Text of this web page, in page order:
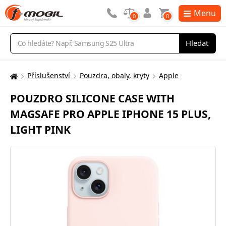
Vyhledávání
Hledat
0 0 Menu
Zde
nacházíte:
Příslušenství Pouzdra, obaly, kryty Apple
POUZDRO SILICONE CASE WITH
MAGSAFE PRO APPLE IPHONE 15 PLUS,
LIGHT PINK